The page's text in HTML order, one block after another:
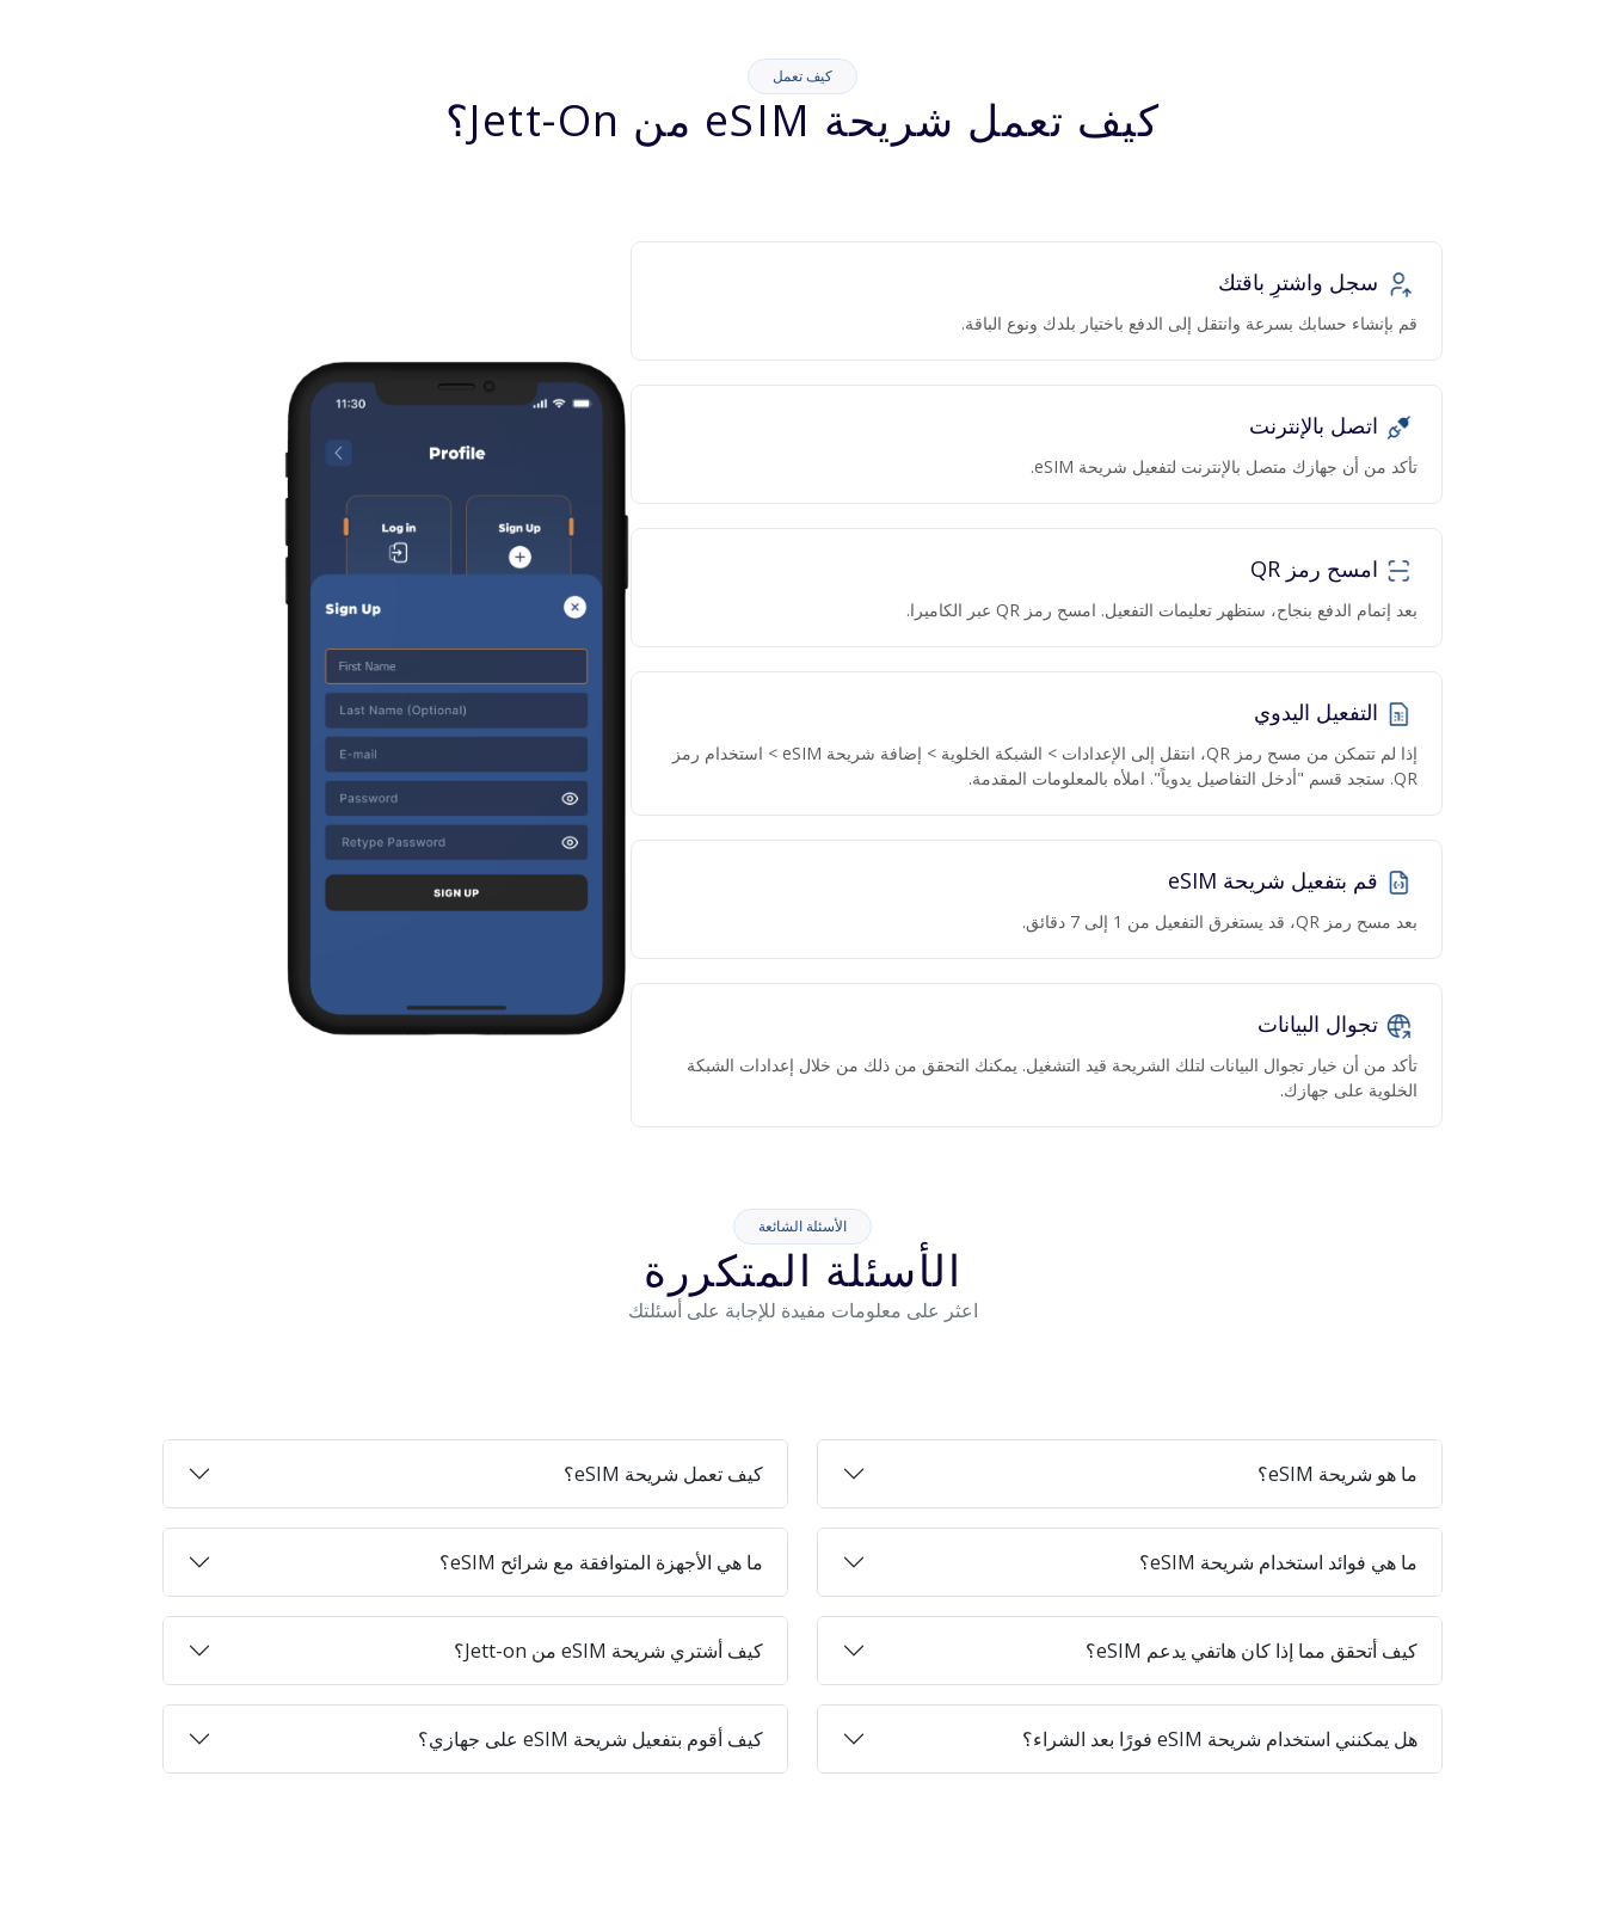
كيف تعمل
كيف تعمل شريحة eSIM من Jett-On؟
سجل واشترِ باقتك
قم بإنشاء حسابك بسرعة وانتقل إلى الدفع باختيار بلدك ونوع الباقة.
اتصل بالإنترنت
تأكد من أن جهازك متصل بالإنترنت لتفعيل شريحة eSIM.
امسح رمز QR
بعد إتمام الدفع بنجاح، ستظهر تعليمات التفعيل. امسح رمز QR عبر الكاميرا.
التفعيل اليدوي
إذا لم تتمكن من مسح رمز QR، انتقل إلى الإعدادات > الشبكة الخلوية > إضافة شريحة eSIM > استخدام رمز
QR. ستجد قسم "أدخل التفاصيل يدوياً". املأه بالمعلومات المقدمة.
قم بتفعيل شريحة eSIM
بعد مسح رمز QR، قد يستغرق التفعيل من 1 إلى 7 دقائق.
تجوال البيانات
تأكد من أن خيار تجوال البيانات لتلك الشريحة قيد التشغيل. يمكنك التحقق من ذلك من خلال إعدادات الشبكة
الخلوية على جهازك.
الأسئلة الشائعة
الأسئلة المتكررة
اعثر على معلومات مفيدة للإجابة على أسئلتك
ما هو شريحة eSIM؟ كيف تعمل شريحة eSIM؟
ما هي فوائد استخدام شريحة eSIM؟ ما هي الأجهزة المتوافقة مع شرائح eSIM؟
كيف أتحقق مما إذا كان هاتفي يدعم eSIM؟ كيف أشتري شريحة eSIM من Jett-on؟
هل يمكنني استخدام شريحة eSIM فورًا بعد الشراء؟ كيف أقوم بتفعيل شريحة eSIM على جهازي؟